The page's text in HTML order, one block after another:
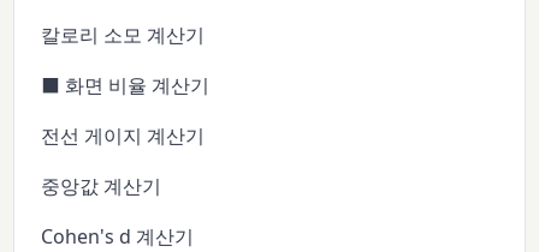
칼로리 소모 계산기
⬛ 화면 비율 계산기
전선 게이지 계산기
중앙값 계산기
Cohen's d 계산기